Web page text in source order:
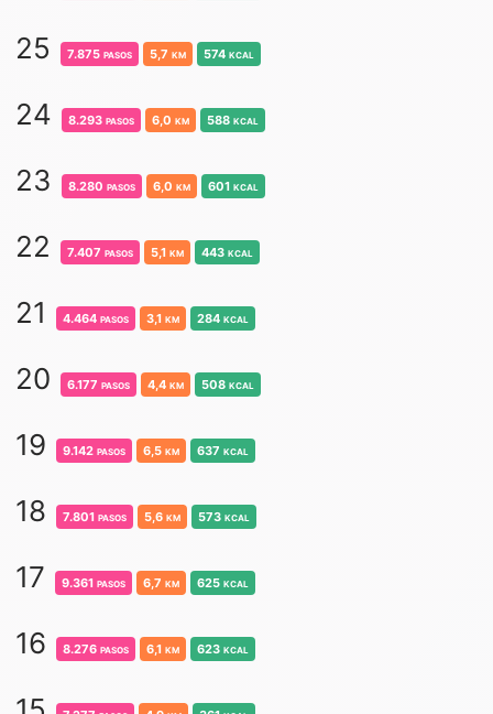
25 7.875 pasos 5,7 km 574 kcal
24 8.293 pasos 6,0 km 588 kcal
23 8.280 pasos 6,0 km 601 kcal
22 7.407 pasos 5,1 km 443 kcal
21 4.464 pasos 3,1 km 284 kcal
20 6.177 pasos 4,4 km 508 kcal
19 9.142 pasos 6,5 km 637 kcal
18 7.801 pasos 5,6 km 573 kcal
17 9.361 pasos 6,7 km 625 kcal
16 8.276 pasos 6,1 km 623 kcal